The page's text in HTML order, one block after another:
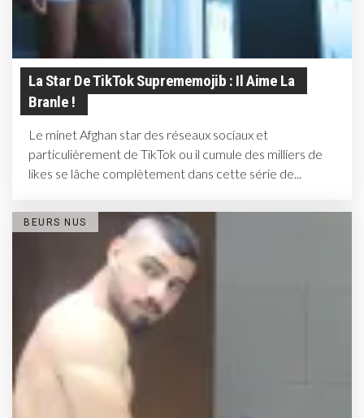
La Star De TikTok Suprememojib : Il Aime La
Branle !
Le minet Afghan star des réseaux sociaux et
particulièrement de TikTok ou il cumule des milliers de
likes se lâche complètement dans cette série de...
BEURS NUS